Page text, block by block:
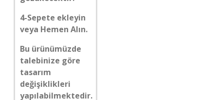
4-Sepete ekleyin
veya Hemen Alın.
Bu ürünümüzde
talebinize göre
tasarım
değişiklikleri
yapılabilmektedir.